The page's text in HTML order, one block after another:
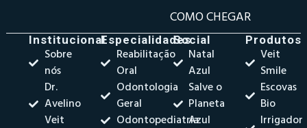
COMO CHEGAR
Institucional
Sobre
nós
Dr.
Avelino
Veit
Especialidades
Reabilitação
Oral
Odontologia
Geral
Odontopediatria
Social
Natal
Azul
Salve o
Planeta
Azul
Produtos
Veit
Smile
Escovas
Bio
Irrigador